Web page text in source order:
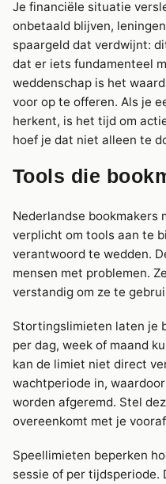
Je financiële situatie
onbetaald blijven,
spaargeld dat verdwijnt:
dat er iets fundamenteel
weddenschap is het
voor op te offeren. Als je
herkent, is het tijd om
hoef je dat niet alleen te
Tools die
Nederlandse bookmakers
verplicht om tools aan te
verantwoord te wedden.
mensen met problemen.
verstandig om ze te
Stortingslimieten laten je
per dag, week of maand
kan de limiet niet direct
wachtperiode in,
worden afgeremd. Stel
overeenkomt met je
Speellimieten beperken
sessie of per tijdsperiode.